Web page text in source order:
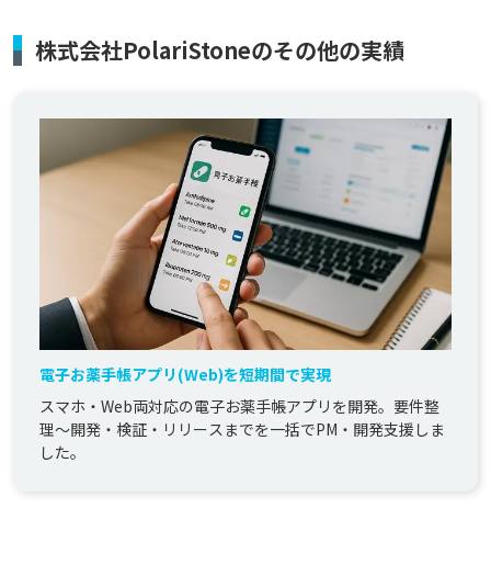
株式会社PolariStoneのその他の実績
電子お薬手帳アプリ(Web)を短期間で実現
スマホ・Web両対応の電子お薬手帳アプリを開発。要件整
理〜開発・検証・リリースまでを一括でPM・開発支援しま
した。